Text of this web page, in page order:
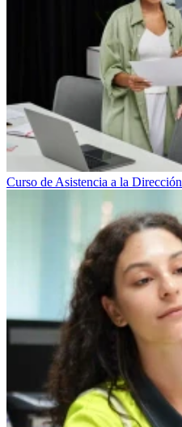
Curso de Asistencia a la Dirección